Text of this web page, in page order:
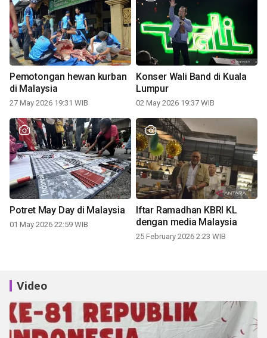
Pemotongan hewan kurban
di Malaysia
27 May 2026 19:31 WIB
Konser Wali Band di Kuala
Lumpur
02 May 2026 19:37 WIB
Potret May Day di Malaysia
01 May 2026 22:59 WIB
Iftar Ramadhan KBRI KL
dengan media Malaysia
25 February 2026 2:23 WIB
Video